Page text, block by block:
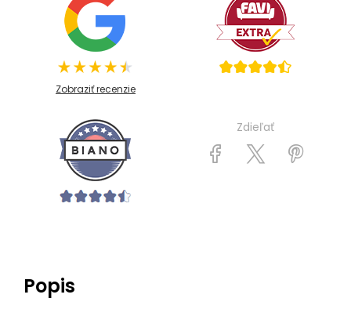
Zobraziť recenzie
Zdieľať
Popis